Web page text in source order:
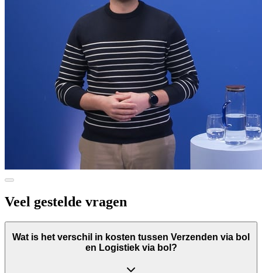
Veel gestelde vragen
Wat is het verschil in kosten tussen Verzenden via bol
en Logistiek via bol?